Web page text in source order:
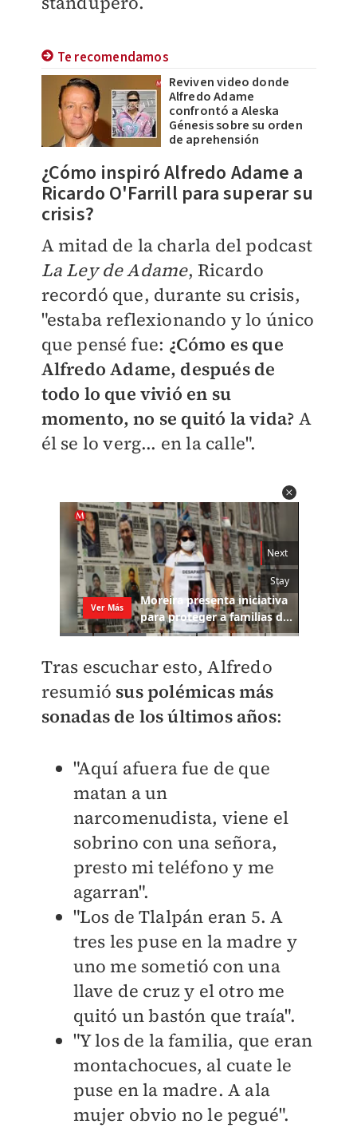
Te recomendamos
Reviven video donde
Alfredo Adame
confrontó a Aleska
Génesis sobre su orden
de aprehensión
¿Cómo inspiró Alfredo Adame a
Ricardo O'Farrill para superar su
crisis?
A mitad de la charla del podcast
La Ley de Adame, Ricardo
recordó que, durante su crisis,
"estaba reflexionando y lo único
que pensé fue: ¿Cómo es que
Alfredo Adame, después de
todo lo que vivió en su
momento, no se quitó la vida? A
él se lo verg... en la calle".
Tras escuchar esto, Alfredo
resumió sus polémicas más
sonadas de los últimos años:
"Aquí afuera fue de que
matan a un
narcomenudista, viene el
sobrino con una señora,
presto mi teléfono y me
agarran".
"Los de Tlalpán eran 5. A
tres les puse en la madre y
uno me sometió con una
llave de cruz y el otro me
quitó un bastón que traía".
"Y los de la familia, que eran
montachocues, al cuate le
puse en la madre. A ala
mujer obvio no le pegué".